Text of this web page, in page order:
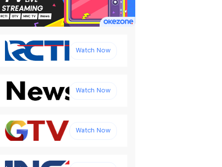
Watch Now
Watch Now
Watch Now